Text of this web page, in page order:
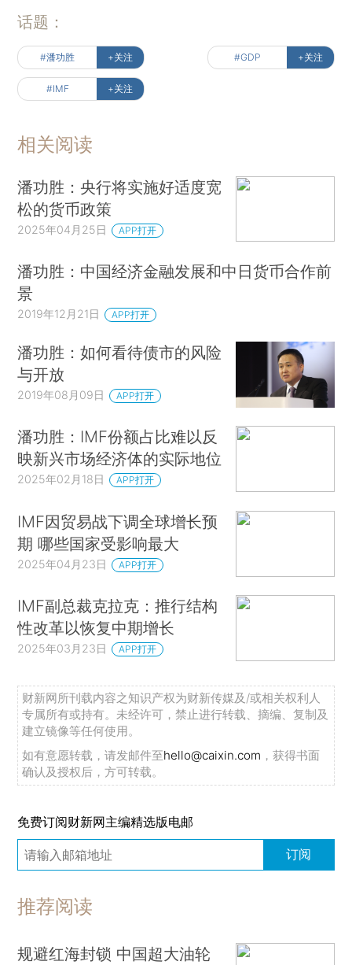
话题：
#潘功胜 +关注 #GDP +关注
#IMF +关注
相关阅读
潘功胜：央行将实施好适度宽
松的货币政策
2025年04月25日 APP打开
潘功胜：中国经济金融发展和中日货币合作前
景
2019年12月21日 APP打开
潘功胜：如何看待债市的风险
与开放
2019年08月09日 APP打开
潘功胜：IMF份额占比难以反
映新兴市场经济体的实际地位
2025年02月18日 APP打开
IMF因贸易战下调全球增长预
期 哪些国家受影响最大
2025年04月23日 APP打开
IMF副总裁克拉克：推行结构
性改革以恢复中期增长
2025年03月23日 APP打开
财新网所刊载内容之知识产权为财新传媒及/或相关权利人
专属所有或持有。未经许可，禁止进行转载、摘编、复制及
建立镜像等任何使用。
如有意愿转载，请发邮件至hello@caixin.com ，获得书面
确认及授权后，方可转载。
免费订阅财新网主编精选版电邮
订阅
推荐阅读
规避红海封锁 中国超大油轮